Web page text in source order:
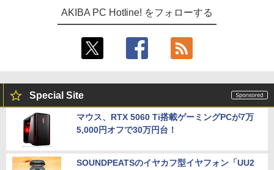
AKIBA PC Hotline! をフォローする
Special Site
マウス、RTX 5060 Ti搭載ゲーミングPCが7万
5,000円オフで30万円台！
SOUNDPEATSのイヤカフ型イヤフォン「UU2